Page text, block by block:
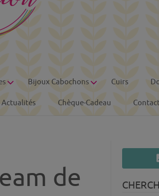
Bijoux Cabochons Cuirs
Actualités Chèque-Cadeau
de